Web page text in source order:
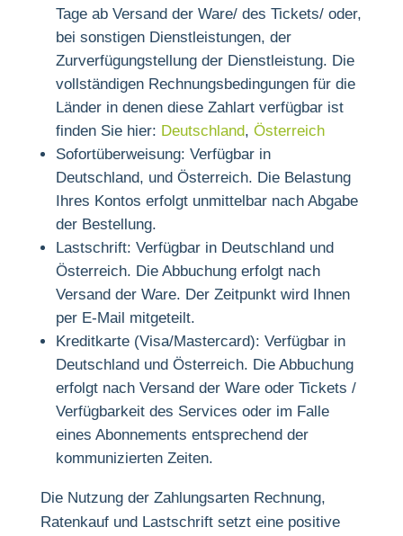
Tage ab Versand der Ware/ des Tickets/ oder,
bei sonstigen Dienstleistungen, der
Zurverfügungstellung der Dienstleistung. Die
vollständigen Rechnungsbedingungen für die
Länder in denen diese Zahlart verfügbar ist
finden Sie hier: Deutschland, Österreich
Sofortüberweisung: Verfügbar in
Deutschland, und Österreich. Die Belastung
Ihres Kontos erfolgt unmittelbar nach Abgabe
der Bestellung.
Lastschrift: Verfügbar in Deutschland und
Österreich. Die Abbuchung erfolgt nach
Versand der Ware. Der Zeitpunkt wird Ihnen
per E-Mail mitgeteilt.
Kreditkarte (Visa/Mastercard): Verfügbar in
Deutschland und Österreich. Die Abbuchung
erfolgt nach Versand der Ware oder Tickets /
Verfügbarkeit des Services oder im Falle
eines Abonnements entsprechend der
kommunizierten Zeiten.
Die Nutzung der Zahlungsarten Rechnung,
Ratenkauf und Lastschrift setzt eine positive